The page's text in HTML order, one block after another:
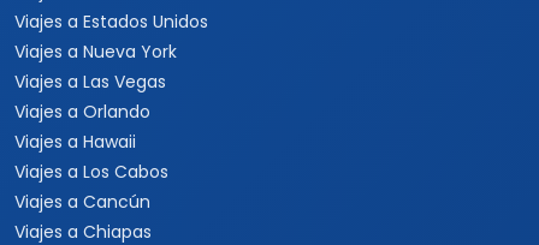
Viajes a Estados Unidos
Viajes a Nueva York
Viajes a Las Vegas
Viajes a Orlando
Viajes a Hawaii
Viajes a Los Cabos
Viajes a Cancún
Viajes a Chiapas